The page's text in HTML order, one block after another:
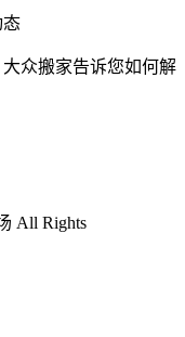
态
众搬家告诉您如何解
All Rights